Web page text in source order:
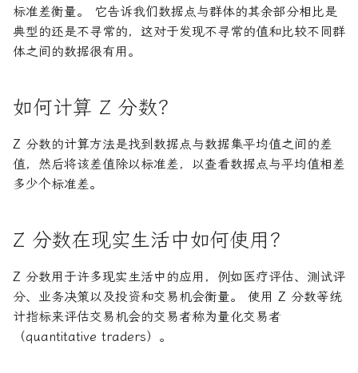
标准差衡量。 它告诉我们数据点与群体的其余部分相比是
典型的还是不寻常的，这对于发现不寻常的值和比较不同群
体之间的数据很有用。
如何计算 Z 分数？
Z 分数的计算方法是找到数据点与数据集平均值之间的差
值，然后将该差值除以标准差，以查看数据点与平均值相差
多少个标准差。
Z 分数在现实生活中如何使用？
Z 分数用于许多现实生活中的应用，例如医疗评估、测试评
分、业务决策以及投资和交易机会衡量。 使用 Z 分数等统
计指标来评估交易机会的交易者称为量化交易者
（quantitative traders）。